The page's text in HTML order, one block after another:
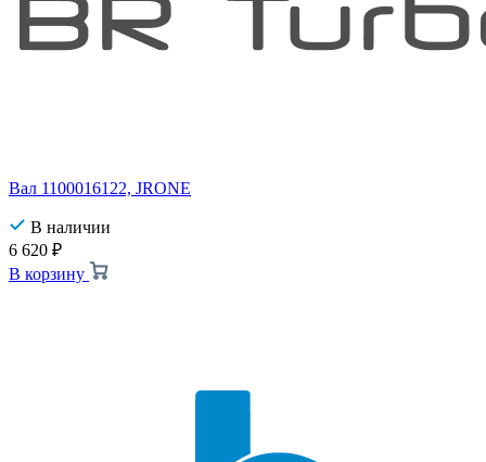
Вал 1100016122, JRONE
В наличии
6 620 ₽
В корзину